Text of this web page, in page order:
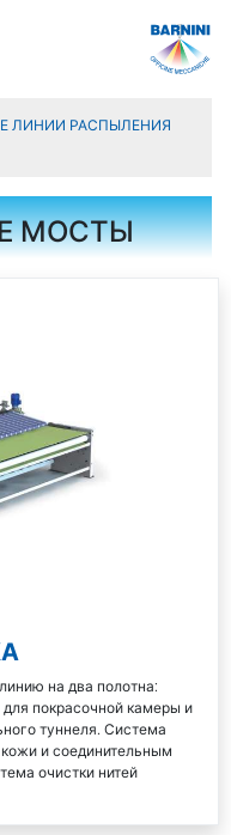
ЛИНИИ РАСПЫЛЕНИЯ
МОСТЫ
на два полотна:
покрасочной камеры и
туннеля. Система
и соединительным
очистки нитей